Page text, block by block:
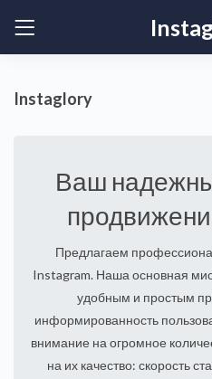
Instaglory
Ваш
Предлагаем
Instagram. Наша основная
удобным и простым
информированность
внимание на огромное
на их качество: скорость